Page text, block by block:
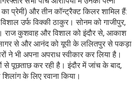
प्रेमी) और तीन कॉन्ट्रैक्ट किलर शामिल हैं:
उर्फ विक्की ठाकुर। सोनम को गाजीपुर,
राज कुशवाह और विशाल को इंदौर से, आकाश
से और आनंद को यूपी के ललितपुर से पकड़ा
ने भी अपना अपराध स्वीकार कर लिया है।
से पूछताछ कर रही है। इंदौर में जांच के बाद,
के लिए रवाना किया।